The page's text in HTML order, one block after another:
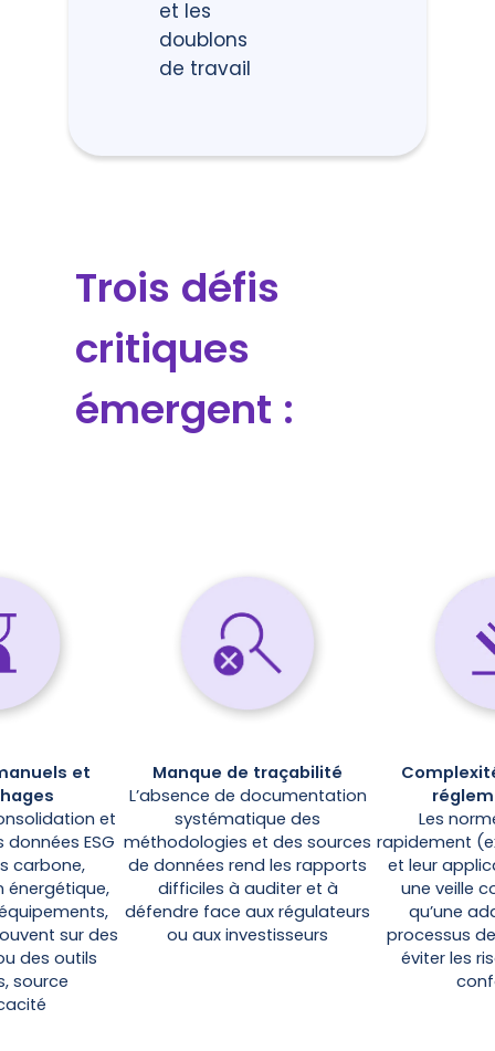
et les
doublons
de travail
Trois défis
critiques
émergent :
et
et
ESG
carbone,
sur des
des outils
source
Manque de traçabilité
L’absence de documentation
systématique des
méthodologies et des sources
de données rend les rapports
difficiles à auditer et à
défendre face aux régulateurs
ou aux investisseurs
Les
rapidement
et leur
une veille
qu’une
processus
éviter les